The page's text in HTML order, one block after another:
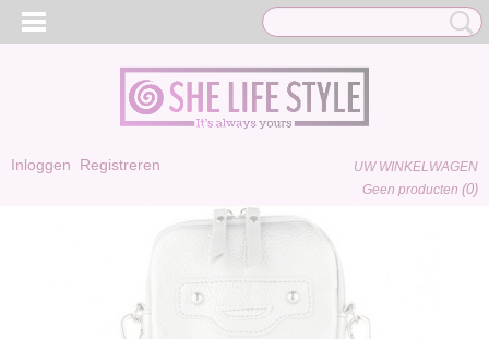
Inloggen Registreren
UW WINKELWAGEN
Geen producten (0)